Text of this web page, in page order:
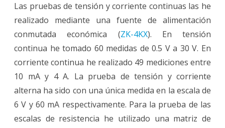
Las pruebas de tensión y corriente continuas las he
realizado mediante una fuente de alimentación
conmutada económica (ZK-4KX). En tensión
continua he tomado 60 medidas de 0.5 V a 30 V. En
corriente continua he realizado 49 mediciones entre
10 mA y 4 A. La prueba de tensión y corriente
alterna ha sido con una única medida en la escala de
6 V y 60 mA respectivamente. Para la prueba de las
escalas de resistencia he utilizado una matriz de